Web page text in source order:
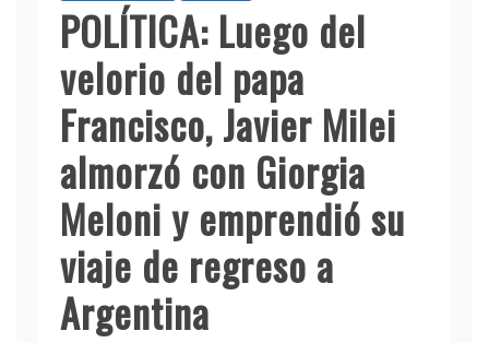
POLÍTICA: Luego del
velorio del papa
Francisco, Javier Milei
almorzó con Giorgia
Meloni y emprendió su
viaje de regreso a
Argentina